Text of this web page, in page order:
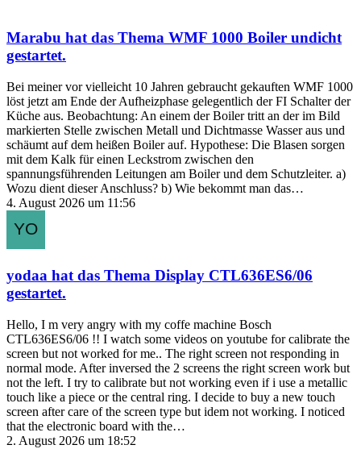
Marabu hat das Thema WMF 1000 Boiler undicht
gestartet.
Bei meiner vor vielleicht 10 Jahren gebraucht gekauften WMF 1000
löst jetzt am Ende der Aufheizphase gelegentlich der FI Schalter der
Küche aus. Beobachtung: An einem der Boiler tritt an der im Bild
markierten Stelle zwischen Metall und Dichtmasse Wasser aus und
schäumt auf dem heißen Boiler auf. Hypothese: Die Blasen sorgen
mit dem Kalk für einen Leckstrom zwischen den
spannungsführenden Leitungen am Boiler und dem Schutzleiter. a)
Wozu dient dieser Anschluss? b) Wie bekommt man das…
4. August 2026 um 11:56
yodaa hat das Thema Display CTL636ES6/06
gestartet.
Hello, I m very angry with my coffe machine Bosch
CTL636ES6/06 !! I watch some videos on youtube for calibrate the
screen but not worked for me.. The right screen not responding in
normal mode. After inversed the 2 screens the right screen work but
not the left. I try to calibrate but not working even if i use a metallic
touch like a piece or the central ring. I decide to buy a new touch
screen after care of the screen type but idem not working. I noticed
that the electronic board with the…
2. August 2026 um 18:52